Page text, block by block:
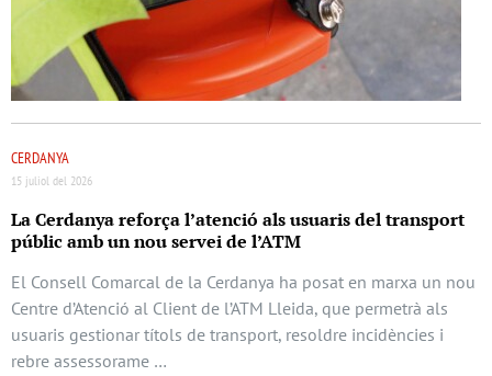
CERDANYA
15 juliol del 2026
La Cerdanya reforça l’atenció als usuaris del transport
públic amb un nou servei de l’ATM
El Consell Comarcal de la Cerdanya ha posat en marxa un nou
Centre d’Atenció al Client de l’ATM Lleida, que permetrà als
usuaris gestionar títols de transport, resoldre incidències i
rebre assessorame …